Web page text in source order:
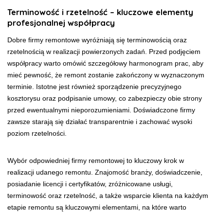
Terminowość i rzetelność – kluczowe elementy
profesjonalnej współpracy
Dobre firmy remontowe wyróżniają się terminowością oraz
rzetelnością w realizacji powierzonych zadań. Przed podjęciem
współpracy warto omówić szczegółowy harmonogram prac, aby
mieć pewność, że remont zostanie zakończony w wyznaczonym
terminie. Istotne jest również sporządzenie precyzyjnego
kosztorysu oraz podpisanie umowy, co zabezpieczy obie strony
przed ewentualnymi nieporozumieniami. Doświadczone firmy
zawsze starają się działać transparentnie i zachować wysoki
poziom rzetelności.
Wybór odpowiedniej firmy remontowej to kluczowy krok w
realizacji udanego remontu. Znajomość branży, doświadczenie,
posiadanie licencji i certyfikatów, zróżnicowane usługi,
terminowość oraz rzetelność, a także wsparcie klienta na każdym
etapie remontu są kluczowymi elementami, na które warto